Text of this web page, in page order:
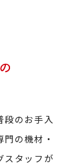
段のお手入
の機材・
スタッフが